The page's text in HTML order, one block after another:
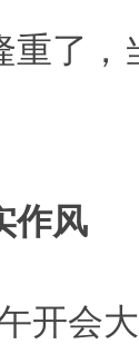
重了，
作风
会大